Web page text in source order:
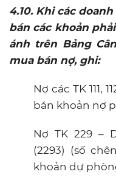
4.10. Khi các
bán các khoản
ánh trên Bảng
mua bán nợ, ghi:
Nợ các TK 111,
bán khoản nợ
Nợ TK 229 –
(2293) (số
khoản dự